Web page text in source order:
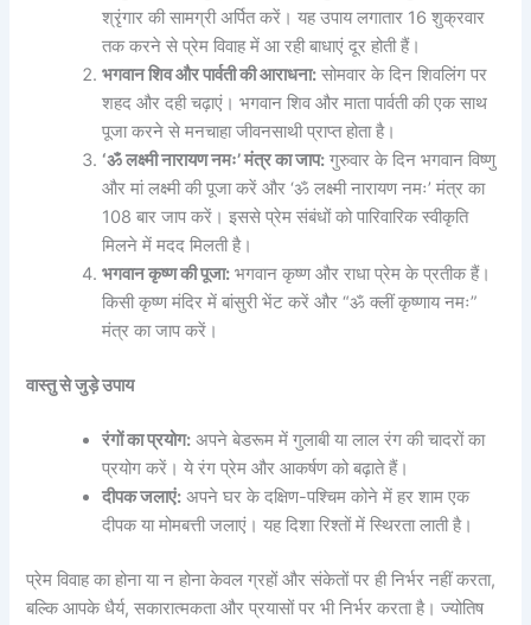
श्रृंगार की सामग्री अर्पित करें। यह उपाय लगातार 16 शुक्रवार
तक करने से प्रेम विवाह में आ रही बाधाएं दूर होती हैं।
भगवान शिव और पार्वती की आराधना: सोमवार के दिन शिवलिंग पर
शहद और दही चढ़ाएं। भगवान शिव और माता पार्वती की एक साथ
पूजा करने से मनचाहा जीवनसाथी प्राप्त होता है।
‘ॐ लक्ष्मी नारायण नमः’ मंत्र का जाप: गुरुवार के दिन भगवान विष्णु
और मां लक्ष्मी की पूजा करें और ‘ॐ लक्ष्मी नारायण नमः’ मंत्र का
108 बार जाप करें। इससे प्रेम संबंधों को पारिवारिक स्वीकृति
मिलने में मदद मिलती है।
भगवान कृष्ण की पूजा: भगवान कृष्ण और राधा प्रेम के प्रतीक हैं।
किसी कृष्ण मंदिर में बांसुरी भेंट करें और “ॐ क्लीं कृष्णाय नमः”
मंत्र का जाप करें।
वास्तु से जुड़े उपाय
रंगों का प्रयोग: अपने बेडरूम में गुलाबी या लाल रंग की चादरों का
प्रयोग करें। ये रंग प्रेम और आकर्षण को बढ़ाते हैं।
दीपक जलाएं: अपने घर के दक्षिण-पश्चिम कोने में हर शाम एक
दीपक या मोमबत्ती जलाएं। यह दिशा रिश्तों में स्थिरता लाती है।
प्रेम विवाह का होना या न होना केवल ग्रहों और संकेतों पर ही निर्भर नहीं करता,
बल्कि आपके धैर्य, सकारात्मकता और प्रयासों पर भी निर्भर करता है। ज्योतिष